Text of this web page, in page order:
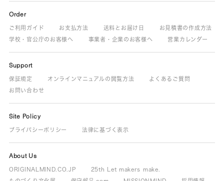
Order
ご利用ガイド お支払方法 送料とお届け日
お見積書の作成方法
学校・官公庁のお客様へ
事業者・企業のお客様へ 営業カレンダー
Support
保証規定 オンラインマニュアルの閲覧方法
よくあるご質問
お問い合わせ
Site Policy
プライバシーポリシー 法律に基づく表示
About Us
ORIGINALMIND.CO.JP
25th Let makers make.